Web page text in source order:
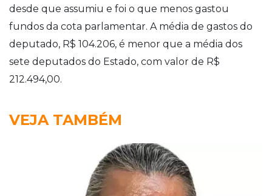
desde que assumiu e foi o que menos gastou
fundos da cota parlamentar. A média de gastos do
deputado, R$ 104.206, é menor que a média dos
sete deputados do Estado, com valor de R$
212.494,00.
VEJA TAMBÉM